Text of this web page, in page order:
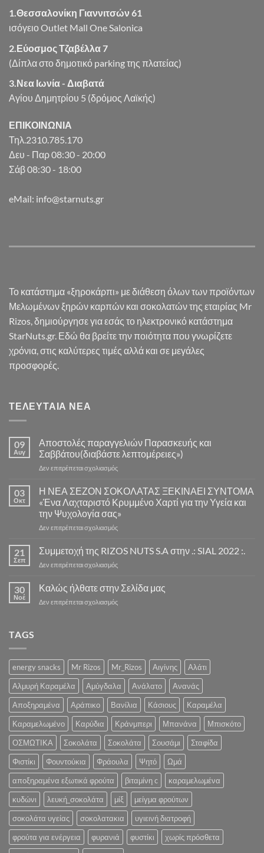
1.Θεσσαλονίκη Γιαννιτσών 61
ισόγειο Outlet Mall One Salonica
2.Εύοσμος Τζαβέλλα 7
(Δίπλα στο δημοτικό parking της πλατείας)
3.Νεα Ιωνία - Διαβατά
Αγίου Δημητρίου 5 (δρόμος Λαϊκής)
ΕΠΙΚΟΙΝΩΝΙΑ
Τηλ.2310.785.170
Δευ - Παρ 08:30 - 20:00
Σάβ 08:30 - 18:00
eMail: info@starnuts.gr
Το κατάστημα «ξηροκάρπι» με διάθεση όλων των προϊόντων
Μελωμένων ξηρών καρπών και σοκολατών της εταιρίας Mr
Rizos, δημιούργησε για εσάς το ηλεκτρονικό κατάστημα
StarNuts.gr. Εδώ θα βρείτε την ποιότητα που γνωρίζετε
χρόνια, στις καλύτερες τιμές αλλά και σε μεγάλες
προσφορές.
ΤΕΛΕΥΤΑΊΑ ΝΈΑ
09
Αυγ
Αποστολές παραγγελιών Παρασκευής και
Σαββάτου(διαβάστε λεπτομέρειες»)
Δεν επιτρέπεται σχολιασμόςστο
παραγγελιών
Παρασκευής
και
Σαββάτου(διαβάστε
λεπτομέρειες»)
03
Οκτ
Η ΝΕΑ ΣΕΖΟΝ ΣΟΚΟΛΑΤΑΣ ΞΕΚΙΝΑΕΙ ΣΥΝΤΟΜΑ
«Ένα Λαχταριστό Κρυμμένο Χαρτί για την Υγεία και
την Ψυχολογία σας»
Δεν επιτρέπεται σχολιασμόςστο
ΝΕΑ
ΣΕΖΟΝ
ΣΟΚΟΛΑΤΑΣ
ΣΥΝΤΟΜΑ
Λαχταριστό
και
την
Ψυχολογία
σας»
21
Σεπ
Συμμετοχή της RIZOS NUTS S.A στην .: SIAL 2022 :.
Δεν επιτρέπεται σχολιασμόςστο
της
RIZOS
NUTS
:.
30
Νοέ
Καλώς ήλθατε στην Σελίδα μας
Δεν επιτρέπεται σχολιασμόςστο
TAGS
energy snacks Mr Rizos Mr_Rizos Αιγίνης
Αλάτι
Αλμυρή Καραμέλα
Αμύγδαλα Ανάλατο
Ανανάς
Αποξηραμένα
Αράπικο Βανίλια Κάσιους
Καραμέλα
Καραμελωμένο
Καρύδια Κράνμπερι Μπανάνα
Μπισκότο
ΟΣΜΩΤΙΚΑ
Σοκολάτα Σοκολάτα Σουσάμι
Σταφίδα
Φιστίκι
Φουντούκια Φράουλα Ψητό
Ωμά
αποξηραμένα εξωτικά φρούτα
βιταμίνη c
καραμελωμένα
κυδώνι
λευκή_σοκολάτα μίξ
μείγμα φρούτων
σοκολάτα υγείας
σοκολατακια
υγιεινή διατροφή
φρούτα για ενέργεια
φυρανιά φυστίκι
χωρίς πρόσθετα